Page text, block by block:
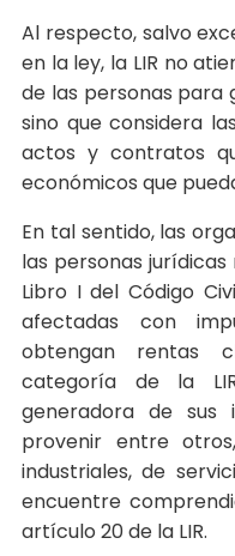
Al respecto, salvo
en la ley, la LIR no
de las personas para
sino que considera
actos y contratos
económicos que
En tal sentido, las
las personas jurídicas
Libro I del Código
afectadas con
obtengan rentas
categoría de la
generadora de sus
provenir entre
industriales, de
encuentre
artículo 20 de la LIR.